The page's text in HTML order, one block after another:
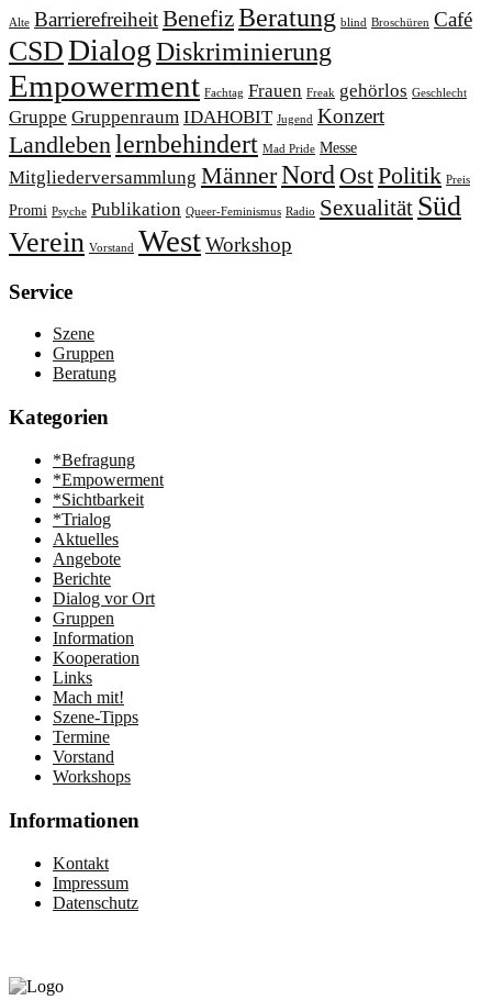
Alte BarrierefreiheitBenefizBeratung blind Broschüren Café
CSDDialogDiskriminierung
Empowerment Fachtag Frauen Freak gehörlos Geschlecht
Gruppe Gruppenraum IDAHOBIT Jugend Konzert
Landleben lernbehindert Mad Pride Messe
Mitgliederversammlung MännerNord OstPolitik Preis
Promi Psyche Publikation Queer-Feminismus Radio Sexualität Süd
Verein Vorstand WestWorkshop
Service
Szene
Gruppen
Beratung
Kategorien
*Befragung
*Empowerment
*Sichtbarkeit
*Trialog
Aktuelles
Angebote
Berichte
Dialog vor Ort
Gruppen
Information
Kooperation
Links
Mach mit!
Szene-Tipps
Termine
Vorstand
Workshops
Informationen
Kontakt
Impressum
Datenschutz